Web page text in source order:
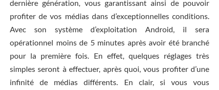
dernière génération, vous garantissant ainsi de pouvoir
profiter de vos médias dans d’exceptionnelles conditions.
Avec son système d’exploitation Android, il sera
opérationnel moins de 5 minutes après avoir été branché
pour la première fois. En effet, quelques réglages très
simples seront à effectuer, après quoi, vous profiter d’une
infinité de médias différents. En clair, si vous vous